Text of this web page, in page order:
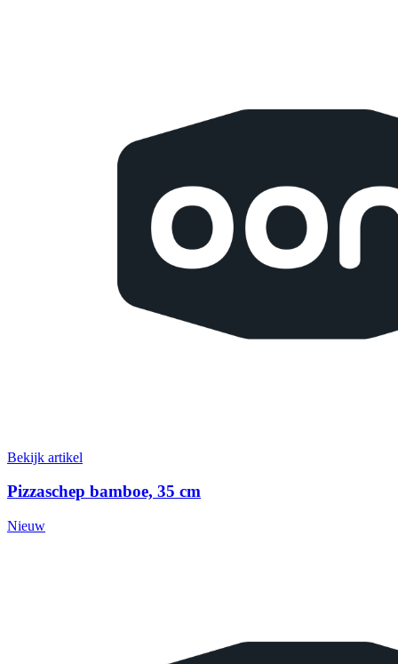
Bekijk artikel
Pizzaschep bamboe, 35 cm
Nieuw